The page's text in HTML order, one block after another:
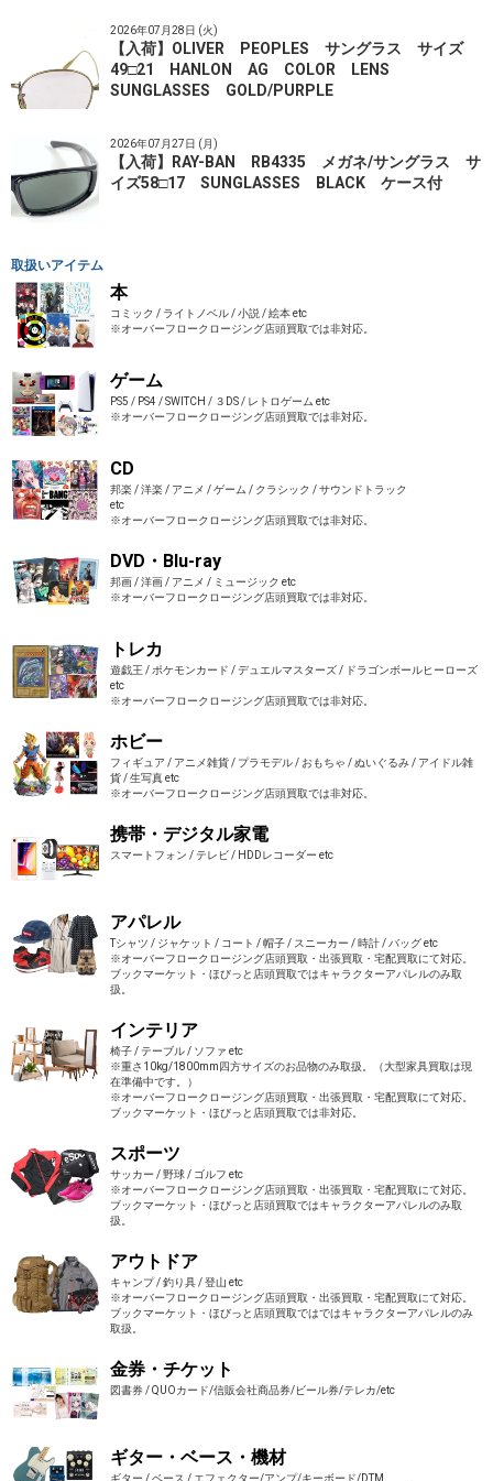
2026年07月28日 (火)
【入荷】OLIVER PEOPLES サングラス サイズ
49□21 HANLON AG COLOR LENS
SUNGLASSES GOLD/PURPLE
2026年07月27日 (月)
【入荷】RAY-BAN RB4335 メガネ/サングラス サ
イズ58□17 SUNGLASSES BLACK ケース付
取扱いアイテム
本
コミック / ライトノベル / 小説 / 絵本 etc
※オーバーフロークロージング店頭買取では非対応。
ゲーム
PS5 / PS4 / SWITCH / ３DS / レトロゲーム etc
※オーバーフロークロージング店頭買取では非対応。
CD
邦楽 / 洋楽 / アニメ / ゲーム / クラシック / サウンドトラック
etc
※オーバーフロークロージング店頭買取では非対応。
DVD・Blu-ray
邦画 / 洋画 / アニメ / ミュージック etc
※オーバーフロークロージング店頭買取では非対応。
トレカ
遊戯王 / ポケモンカード / デュエルマスターズ / ドラゴンボールヒーローズ
etc
※オーバーフロークロージング店頭買取では非対応。
ホビー
フィギュア / アニメ雑貨 / プラモデル / おもちゃ / ぬいぐるみ / アイドル雑
貨 / 生写真 etc
※オーバーフロークロージング店頭買取では非対応。
携帯・デジタル家電
スマートフォン / テレビ / HDDレコーダー etc
アパレル
Tシャツ / ジャケット / コート / 帽子 / スニーカー / 時計 / バッグ etc
※オーバーフロークロージング店頭買取・出張買取・宅配買取にて対応。
ブックマーケット・ほびっと店頭買取ではキャラクターアパレルのみ取
扱。
インテリア
椅子 / テーブル / ソファ etc
※重さ10kg/1800mm四方サイズのお品物のみ取扱。（大型家具買取は現
在準備中です。）
※オーバーフロークロージング店頭買取・出張買取・宅配買取にて対応。
ブックマーケット・ほびっと店頭買取では非対応。
スポーツ
サッカー / 野球 / ゴルフ etc
※オーバーフロークロージング店頭買取・出張買取・宅配買取にて対応。
ブックマーケット・ほびっと店頭買取ではキャラクターアパレルのみ取
扱。
アウトドア
キャンプ / 釣り具 / 登山 etc
※オーバーフロークロージング店頭買取・出張買取・宅配買取にて対応。
ブックマーケット・ほびっと店頭買取ではではキャラクターアパレルのみ
取扱。
金券・チケット
図書券 / QUOカード/信販会社商品券/ビール券/テレカ/etc
ギター・ベース・機材
ギター / ベース / エフェクター/アンプ/キーボード/DTM